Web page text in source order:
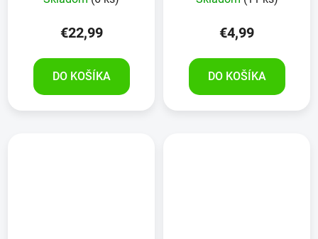
€22,99
DO KOŠÍKA
€4,99
DO KOŠÍKA